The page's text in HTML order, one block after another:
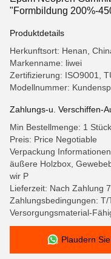
"Formbildung 200%-
Produktdetails
Herkunftsort: Henan,
Markenname: liwei
Zertifizierung: ISO9001,
Modellnummer:
Zahlungs-u. Verschiffen-
Min Bestellmenge: 1 Stück
Preis: Price Negotiable
Verpackung
äußere Holzbox,
wir P
Lieferzeit: Nach Zahlung
Zahlungsbedingungen: T/
Versorgungsmaterial-
Plaudern